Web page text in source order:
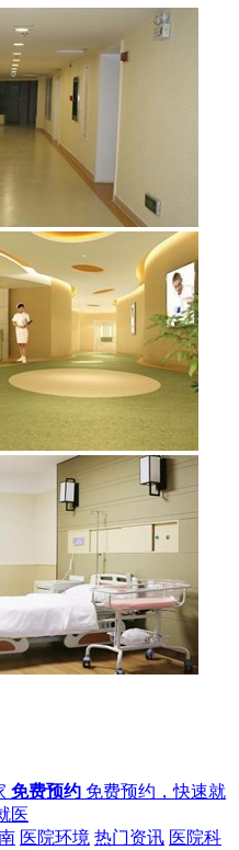
免费预约 免费预约，快速就
医
医院环境 热门资讯 医院科